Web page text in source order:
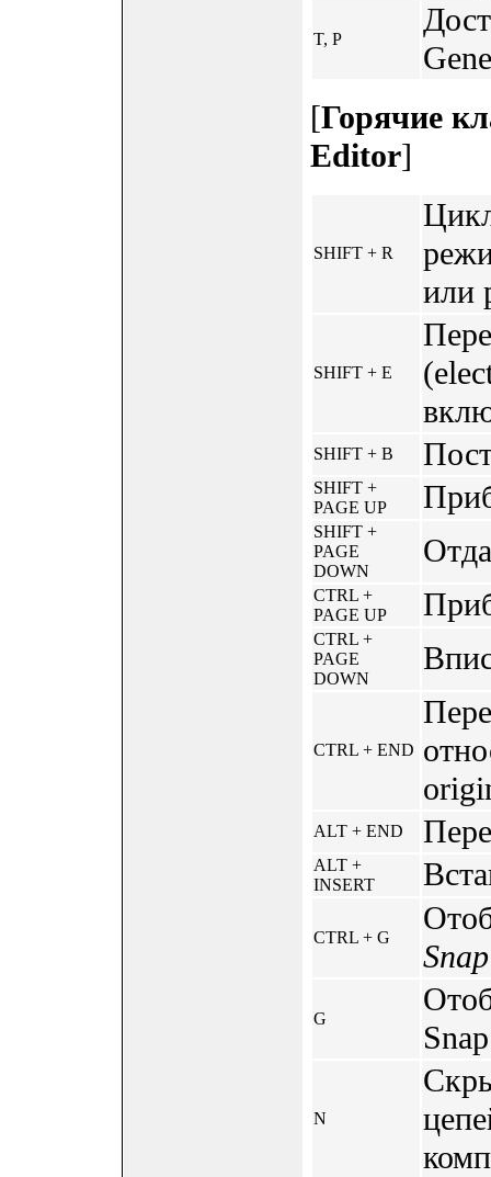
T, P
[Горячие
Editor]
SHIFT + R
или
SHIFT + E
SHIFT + B
SHIFT +
PAGE UP
SHIFT +
PAGE
DOWN
CTRL +
PAGE UP
CTRL +
PAGE
DOWN
CTRL + END
ALT + END
ALT +
INSERT
CTRL + G
G
N